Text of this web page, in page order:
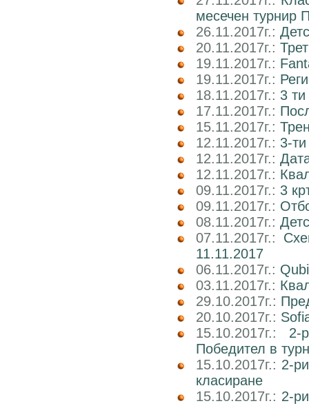
месечен турнир
26.11.2017г.:
20.11.2017г.:
19.11.2017г.:
19.11.2017г.:
18.11.2017г.: 3
17.11.2017г.:
15.11.2017г.:
12.11.2017г.: 3-
12.11.2017г.:
12.11.2017г.:
09.11.2017г.: 3
09.11.2017г.:
08.11.2017г.:
07.11.2017г.:
11.11.2017
06.11.2017г.:
03.11.2017г.:
29.10.2017г.:
20.10.2017г.:
15.10.2017г.: 2-
Победител в
15.10.2017г.: 2-
класиране
15.10.2017г.: 2-